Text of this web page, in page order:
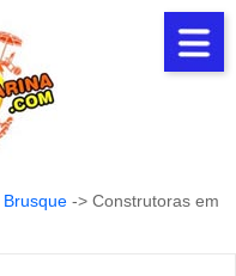
Brusque -> Construtoras em